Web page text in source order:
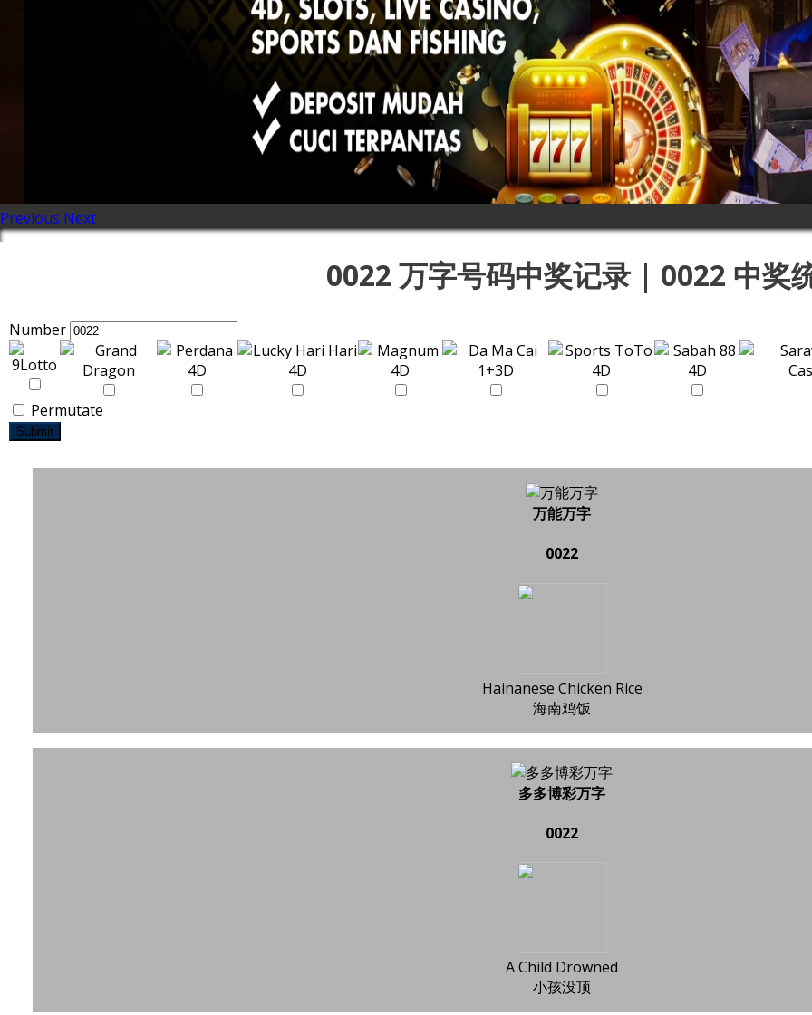
Previous Next
0022 万字号码中奖记录 | 0022 中奖
Number
Permutate
Submit
万能万字
0022
Hainanese Chicken Rice
海南鸡饭
多多博彩万字
0022
A Child Drowned
小孩没顶